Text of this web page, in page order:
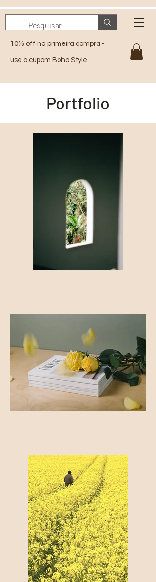
10% off na primeira compra -
use o cupom Boho Style
Portfolio